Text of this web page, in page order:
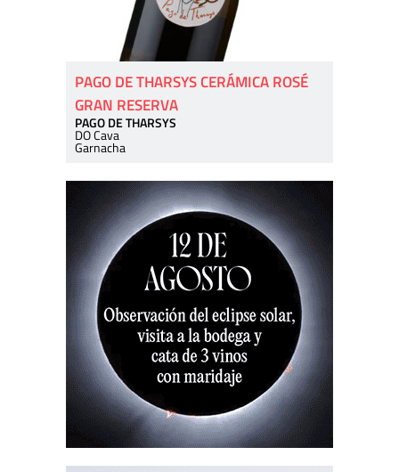
PAGO DE THARSYS CERÁMICA ROSÉ
GRAN RESERVA
PAGO DE THARSYS
DO Cava
Garnacha